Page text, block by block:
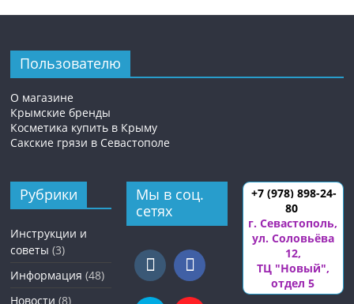
Пользователю
О магазине
Крымские бренды
Косметика купить в Крыму
Сакские грязи в Севастополе
Рубрики
Инструкции и
советы (3)
Информация (48)
Новости (8)
Мы в соц.
сетях
+7 (978) 898-24-
80
г. Севастополь,
ул. Соловьёва
12,
ТЦ "Новый",
отдел 5